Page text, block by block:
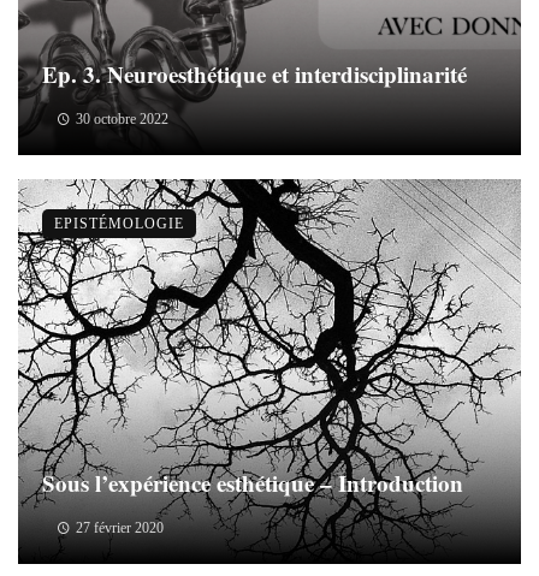
Ep. 3. Neuroesthétique et interdisciplinarité
30 octobre 2022
Sous l’expérience esthétique – Introduction
27 février 2020
EPISTÉMOLOGIE